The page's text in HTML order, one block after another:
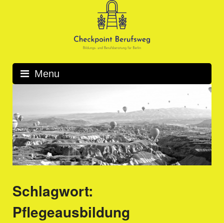
Menu
Schlagwort:
Pflegeausbildung